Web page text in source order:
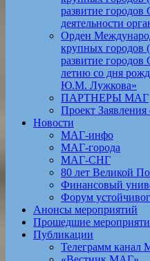
развитие
деятельности
Орден
крупных городов
развитие
летию со дня
Ю.М. Лужкова»
ПАРТНЕРЫ МАГ
Проект
Новости
МАГ-инфо
МАГ-города
МАГ-СНГ
80 лет Великой
Финансовый
Форум
Анонсы мероприятий
Прошедшие
Публикации
Телеграмм канал